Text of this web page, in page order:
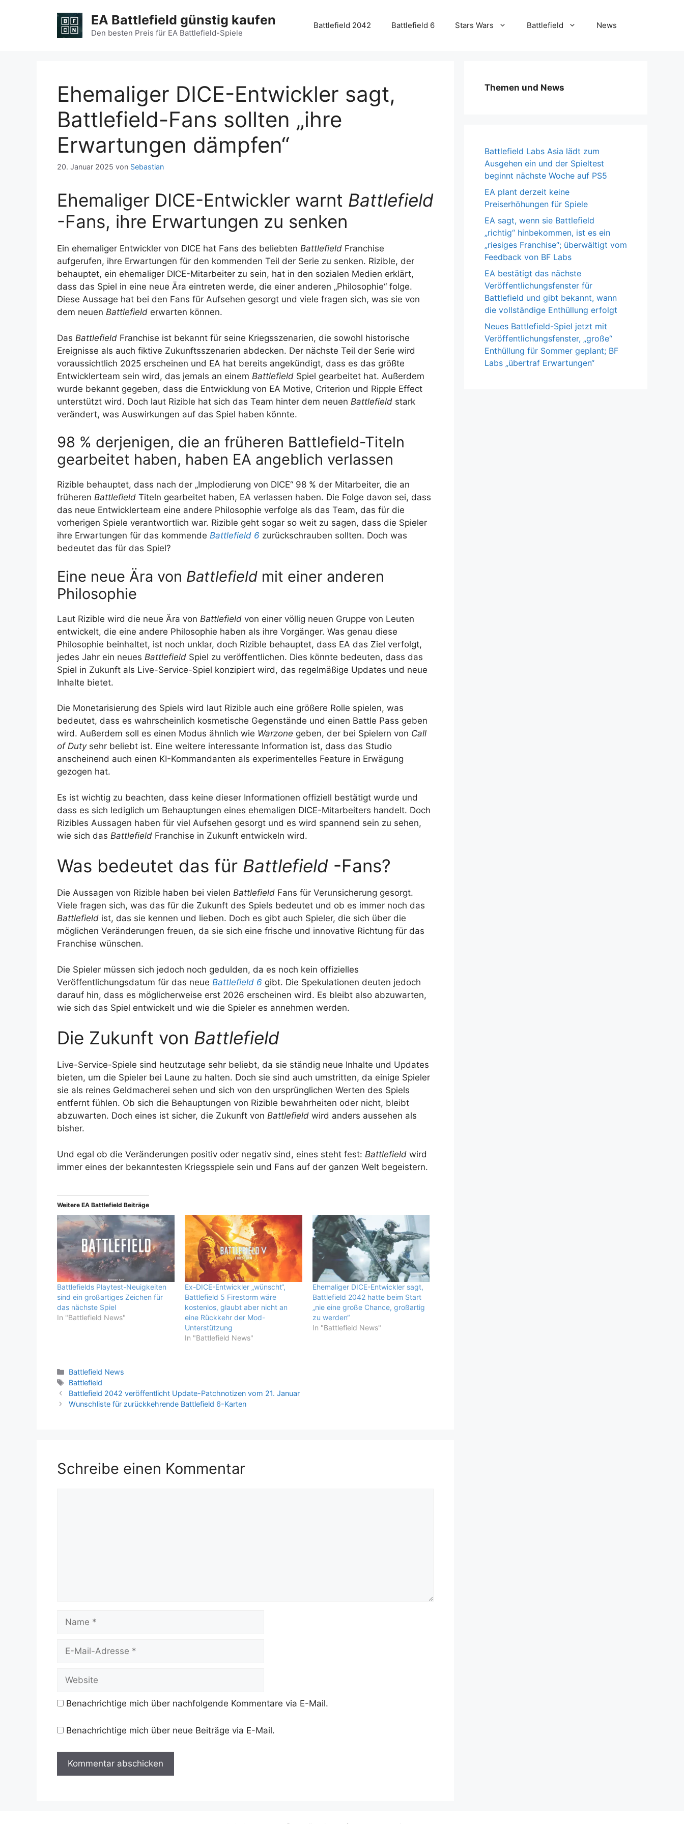
EA Battlefield günstig kaufen
Den besten Preis für EA Battlefield-Spiele
Battlefield 2042 Battlefield 6 Stars Wars Battlefield News
Ehemaliger DICE-Entwickler sagt,
Battlefield-Fans sollten „ihre
Erwartungen dämpfen“
20. Januar 2025 von Sebastian
Ehemaliger DICE-Entwickler warnt Battlefield
-Fans, ihre Erwartungen zu senken
Ein ehemaliger Entwickler von DICE hat Fans des beliebten Battlefield Franchise
aufgerufen, ihre Erwartungen für den kommenden Teil der Serie zu senken. Rizible, der
behauptet, ein ehemaliger DICE-Mitarbeiter zu sein, hat in den sozialen Medien erklärt,
dass das Spiel in eine neue Ära eintreten werde, die einer anderen „Philosophie“ folge.
Diese Aussage hat bei den Fans für Aufsehen gesorgt und viele fragen sich, was sie von
dem neuen Battlefield erwarten können.
Das Battlefield Franchise ist bekannt für seine Kriegsszenarien, die sowohl historische
Ereignisse als auch fiktive Zukunftsszenarien abdecken. Der nächste Teil der Serie wird
voraussichtlich 2025 erscheinen und EA hat bereits angekündigt, dass es das größte
Entwicklerteam sein wird, das jemals an einem Battlefield Spiel gearbeitet hat. Außerdem
wurde bekannt gegeben, dass die Entwicklung von EA Motive, Criterion und Ripple Effect
unterstützt wird. Doch laut Rizible hat sich das Team hinter dem neuen Battlefield stark
verändert, was Auswirkungen auf das Spiel haben könnte.
98 % derjenigen, die an früheren Battlefield-Titeln
gearbeitet haben, haben EA angeblich verlassen
Rizible behauptet, dass nach der „Implodierung von DICE“ 98 % der Mitarbeiter, die an
früheren Battlefield Titeln gearbeitet haben, EA verlassen haben. Die Folge davon sei, dass
das neue Entwicklerteam eine andere Philosophie verfolge als das Team, das für die
vorherigen Spiele verantwortlich war. Rizible geht sogar so weit zu sagen, dass die Spieler
ihre Erwartungen für das kommende Battlefield 6 zurückschrauben sollten. Doch was
bedeutet das für das Spiel?
Eine neue Ära von Battlefield mit einer anderen
Philosophie
Laut Rizible wird die neue Ära von Battlefield von einer völlig neuen Gruppe von Leuten
entwickelt, die eine andere Philosophie haben als ihre Vorgänger. Was genau diese
Philosophie beinhaltet, ist noch unklar, doch Rizible behauptet, dass EA das Ziel verfolgt,
jedes Jahr ein neues Battlefield Spiel zu veröffentlichen. Dies könnte bedeuten, dass das
Spiel in Zukunft als Live-Service-Spiel konzipiert wird, das regelmäßige Updates und neue
Inhalte bietet.
Die Monetarisierung des Spiels wird laut Rizible auch eine größere Rolle spielen, was
bedeutet, dass es wahrscheinlich kosmetische Gegenstände und einen Battle Pass geben
wird. Außerdem soll es einen Modus ähnlich wie Warzone geben, der bei Spielern von Call
of Dutysehr beliebt ist. Eine weitere interessante Information ist, dass das Studio
anscheinend auch einen KI-Kommandanten als experimentelles Feature in Erwägung
gezogen hat.
Es ist wichtig zu beachten, dass keine dieser Informationen offiziell bestätigt wurde und
dass es sich lediglich um Behauptungen eines ehemaligen DICE-Mitarbeiters handelt. Doch
Rizibles Aussagen haben für viel Aufsehen gesorgt und es wird spannend sein zu sehen,
wie sich das Battlefield Franchise in Zukunft entwickeln wird.
Was bedeutet das für Battlefield -Fans?
Die Aussagen von Rizible haben bei vielen Battlefield Fans für Verunsicherung gesorgt.
Viele fragen sich, was das für die Zukunft des Spiels bedeutet und ob es immer noch das
Battlefield ist, das sie kennen und lieben. Doch es gibt auch Spieler, die sich über die
möglichen Veränderungen freuen, da sie sich eine frische und innovative Richtung für das
Franchise wünschen.
Die Spieler müssen sich jedoch noch gedulden, da es noch kein offizielles
Veröffentlichungsdatum für das neue Battlefield 6 gibt. Die Spekulationen deuten jedoch
darauf hin, dass es möglicherweise erst 2026 erscheinen wird. Es bleibt also abzuwarten,
wie sich das Spiel entwickelt und wie die Spieler es annehmen werden.
Die Zukunft von Battlefield
Live-Service-Spiele sind heutzutage sehr beliebt, da sie ständig neue Inhalte und Updates
bieten, um die Spieler bei Laune zu halten. Doch sie sind auch umstritten, da einige Spieler
sie als reines Geldmacherei sehen und sich von den ursprünglichen Werten des Spiels
entfernt fühlen. Ob sich die Behauptungen von Rizible bewahrheiten oder nicht, bleibt
abzuwarten. Doch eines ist sicher, die Zukunft von Battlefield wird anders aussehen als
bisher.
Und egal ob die Veränderungen positiv oder negativ sind, eines steht fest: Battlefield wird
immer eines der bekanntesten Kriegsspiele sein und Fans auf der ganzen Welt begeistern.
Weitere EA Battlefield Beiträge
Battlefields Playtest-Neuigkeiten
sind ein großartiges Zeichen für
das nächste Spiel
In "Battlefield News"
Ex-DICE-Entwickler „wünscht“,
Battlefield 5 Firestorm wäre
kostenlos, glaubt aber nicht an
eine Rückkehr der Mod-
Unterstützung
In "Battlefield News"
Ehemaliger DICE-Entwickler sagt,
Battlefield 2042 hatte beim Start
„nie eine große Chance, großartig
zu werden“
In "Battlefield News"
Kategorien
Battlefield News
Schlagwörter
Battlefield
Battlefield 2042 veröffentlicht Update-Patchnotizen vom 21. Januar
Wunschliste für zurückkehrende Battlefield 6-Karten
Schreibe einen Kommentar
Mail-
Benachrichtige mich über nachfolgende Kommentare via E-Mail.
Benachrichtige mich über neue Beiträge via E-Mail.
Themen und News
Battlefield Labs Asia lädt zum
Ausgehen ein und der Spieltest
beginnt nächste Woche auf PS5
EA plant derzeit keine
Preiserhöhungen für Spiele
EA sagt, wenn sie Battlefield
„richtig“ hinbekommen, ist es ein
„riesiges Franchise“; überwältigt vom
Feedback von BF Labs
EA bestätigt das nächste
Veröffentlichungsfenster für
Battlefield und gibt bekannt, wann
die vollständige Enthüllung erfolgt
Neues Battlefield-Spiel jetzt mit
Veröffentlichungsfenster, „große“
Enthüllung für Sommer geplant; BF
Labs „übertraf Erwartungen“